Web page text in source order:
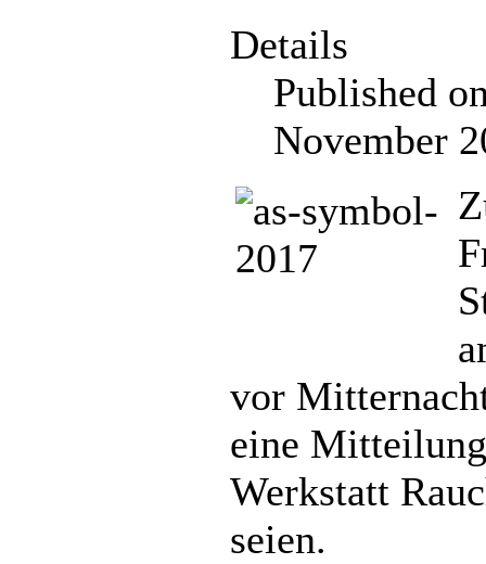
Details
Published
November
vor
eine
Werkstatt
seien.